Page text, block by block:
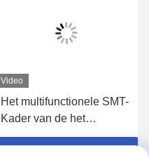
Video
Het multifunctionele SMT-
Kader van de het
Staal Netto Schakelaar